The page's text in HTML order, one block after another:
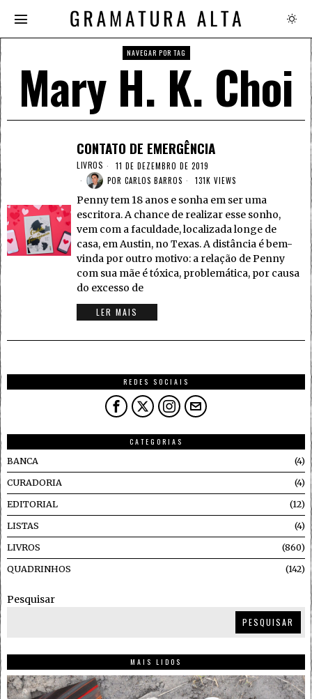
NAVEGAR POR TAG
Mary H. K. Choi
CONTATO DE EMERGÊNCIA
LIVROS
11 DE DEZEMBRO DE 2019
POR CARLOS BARROS 131K VIEWS
Penny tem 18 anos e sonha em ser uma
escritora. A chance de realizar esse sonho,
vem com a faculdade, localizada longe de
casa, em Austin, no Texas. A distância é bem-
vinda por outro motivo: a relação de Penny
com sua mãe é tóxica, problemática, por causa
do excesso de
LER MAIS
REDES SOCIAIS
CATEGORIAS
BANCA
4
CURADORIA 4
EDITORIAL 12
LISTAS 4
LIVROS 860
QUADRINHOS 142
Pesquisar
PESQUISAR
MAIS LIDOS